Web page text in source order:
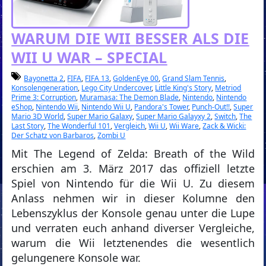
WARUM DIE WII BESSER ALS DIE
WII U WAR – SPECIAL
Bayonetta 2, FIFA, FIFA 13,GoldenEye 00,Grand Slam Tennis,
Konsolengeneration, Lego City Undercover, Little King's Story, Metriod
Prime 3: Corruption, Muramasa: The Demon Blade, Nintendo, Nintendo
eShop, Nintendo Wii, Nintendo Wii U, Pandora's Tower, Punch-Out!!,Super
Mario 3D World,Super Mario Galaxy,Super Mario Galayxy 2,Switch,The
Last Story,The Wonderful 101,Vergleich,Wii U,Wii Ware,Zack & Wicki:
Der Schatz von Barbaros,Zombi U
Mit The Legend of Zelda: Breath of the Wild
erschien am 3. März 2017 das offiziell letzte
Spiel von Nintendo für die Wii U. Zu diesem
Anlass nehmen wir in dieser Kolumne den
Lebenszyklus der Konsole genau unter die Lupe
und verraten euch anhand diverser Vergleiche,
warum die Wii letztenendes die wesentlich
gelungenere Konsole war.